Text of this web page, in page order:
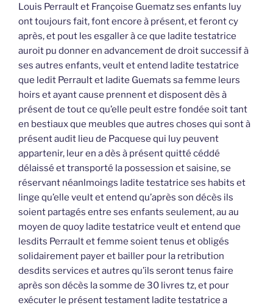
Louis Perrault et Françoise Guematz ses enfants luy
ont toujours fait, font encore à présent, et feront cy
après, et pout les esgaller à ce que ladite testatrice
auroit pu donner en advancement de droit successif à
ses autres enfants, veult et entend ladite testatrice
que ledit Perrault et ladite Guemats sa femme leurs
hoirs et ayant cause prennent et disposent dès à
présent de tout ce qu’elle peult estre fondée soit tant
en bestiaux que meubles que autres choses qui sont à
présent audit lieu de Pacquese qui luy peuvent
appartenir, leur en a dès à présent quitté céddé
délaissé et transporté la possession et saisine, se
réservant néanlmoings ladite testatrice ses habits et
linge qu’elle veult et entend qu’après son décès ils
soient partagés entre ses enfants seulement, au au
moyen de quoy ladite testatrice veult et entend que
lesdits Perrault et femme soient tenus et obligés
solidairement payer et bailler pour la retribution
desdits services et autres qu’ils seront tenus faire
après son décès la somme de 30 livres tz, et pour
exécuter le présent testament ladite testatrice a